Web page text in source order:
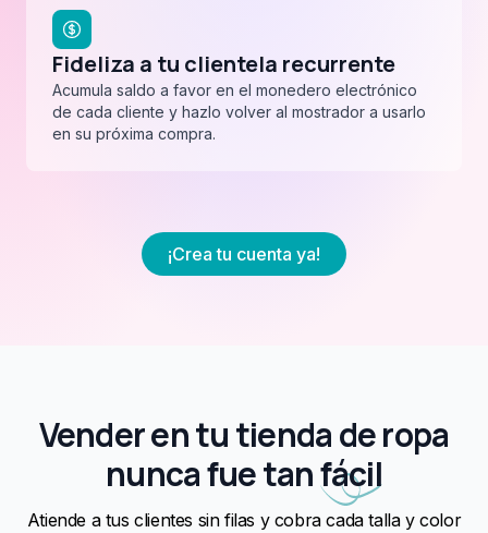
Fideliza a tu clientela recurrente
Acumula saldo a favor en el monedero electrónico
de cada cliente y hazlo volver al mostrador a usarlo
en su próxima compra.
¡Crea tu cuenta ya!
Vender en tu tienda de ropa
nunca fue tanfácil
Atiende a tus clientes sin filas y cobra cada talla y color